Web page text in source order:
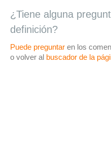
¿Tiene alguna
definición?
Puede preguntar en los
o volver al buscador de la